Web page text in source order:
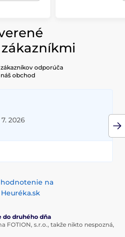
zákazníkov odporúča
náš obchod
2026
hodnotenie na
do druhého dňa
FOTION, s.r.o., takže nikto nespozná,